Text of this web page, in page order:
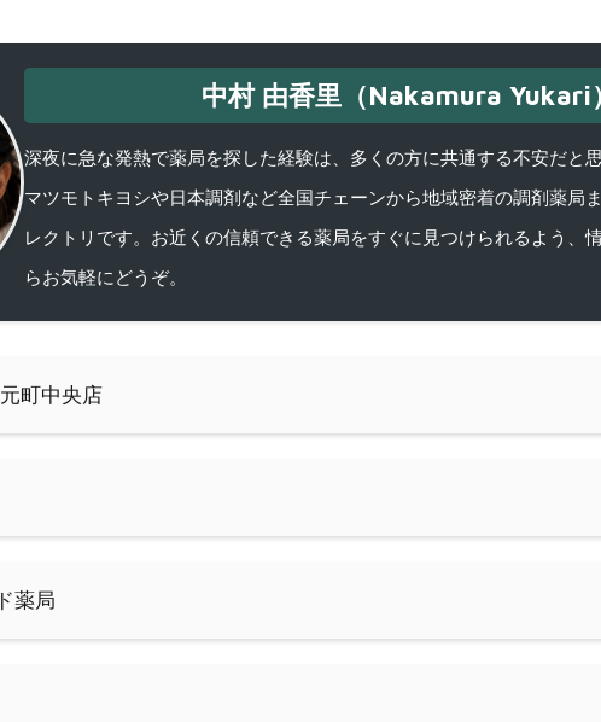
中村 由香里（Nakamura
深夜に急な発熱で薬局を探した経験は、多くの方に共通する不安だと
マツモトキヨシや日本調剤など全国チェーンから地域密着の調剤薬
レクトリです。お近くの信頼できる薬局をすぐに見つけられるよう
らお気軽にどうぞ。
町中央店
薬局